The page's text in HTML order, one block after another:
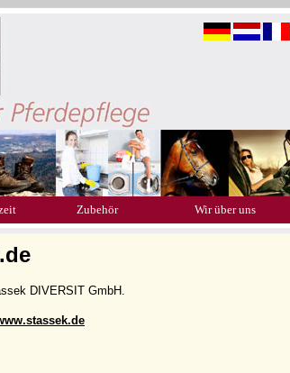
Zubehör Wir über uns
DIVERSIT GmbH.